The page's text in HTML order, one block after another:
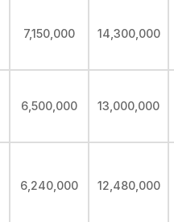
7,150,000 14,300,000
6,500,000 13,000,000
6,240,000 12,480,000